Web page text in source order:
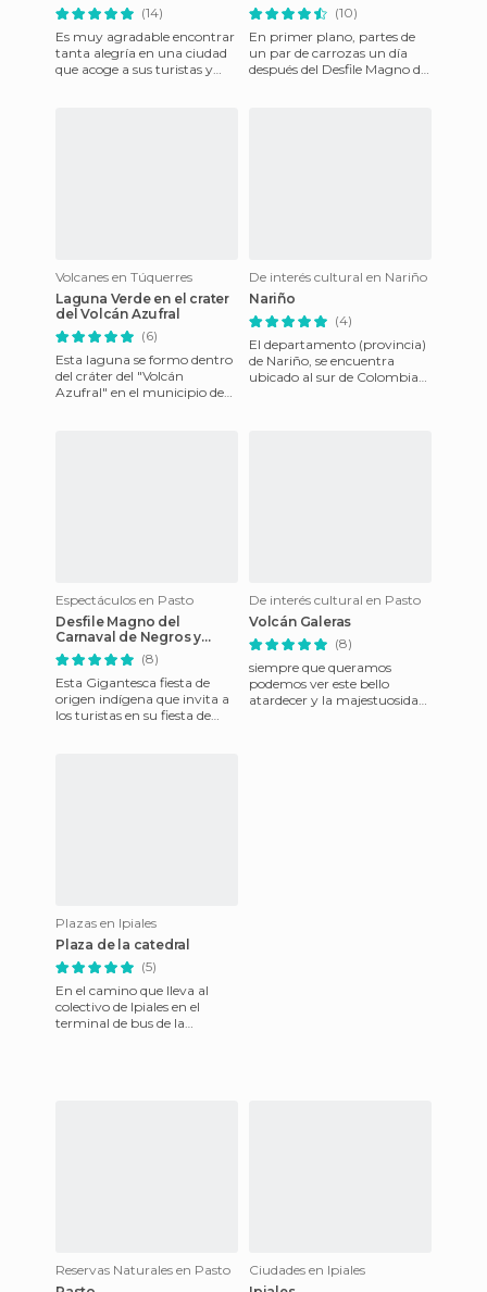
(14)
Es muy agradable encontrar
tanta alegría en una ciudad
que acoge a sus turistas y
(10)
En primer plano, partes de
un par de carrozas un día
después del Desfile Magno del
Volcanes en Túquerres
Laguna Verde en el crater
del Volcán Azufral
(6)
Esta laguna se formo dentro
del cráter del "Volcán
Azufral" en el municipio de
De interés cultural en Nariño
Nariño
(4)
El departamento (provincia)
de Nariño, se encuentra
ubicado al sur de Colombia
Espectáculos en Pasto
Desfile Magno del
Carnaval de Negros y
Blancos de Pasto
(8)
Esta Gigantesca fiesta de
origen indígena que invita a
los turistas en su fiesta de
De interés cultural en Pasto
Volcán Galeras
(8)
siempre que queramos
podemos ver este bello
atardecer y la majestuosidad
Plazas en Ipiales
Plaza de la catedral
(5)
En el camino que lleva al
colectivo de Ipiales en el
terminal de bus de la
Reservas Naturales en Pasto
Ciudades en Ipiales